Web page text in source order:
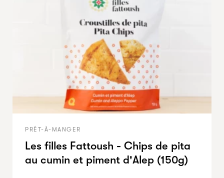
PRÊT-À-MANGER
Les filles Fattoush - Chips de pita
au cumin et piment d'Alep (150g)